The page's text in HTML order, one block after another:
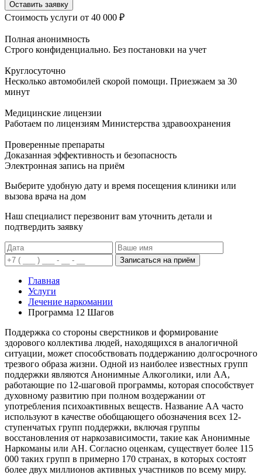
Оставить заявку
Стоимость услуги от 40 000 ₽
Полная анонимность
Строго конфиденциально. Без постановки на учет
Круглосуточно
Несколько автомобилей скорой помощи. Приезжаем за 30
минут
Медицинские лицензии
Работаем по лицензиям Министерства здравоохранения
Проверенные препараты
Доказанная эффективность и безопасность
Электронная запись на приём
Выберите удобную дату и время посещения клиники или
вызова врача на дом
Наш специалист перезвонит вам уточнить детали и
подтвердить заявку
Записаться на приём
Главная
Услуги
Лечение наркомании
Программа 12 Шагов
Поддержка со стороны сверстников и формирование
здорового коллектива людей, находящихся в аналогичной
ситуации, может способствовать поддержанию долгосрочного
трезвого образа жизни. Одной из наиболее известных групп
поддержки являются Анонимные Алкоголики, или АА,
работающие по 12-шаговой программы, которая способствует
духовному развитию при полном воздержании от
употребления психоактивных веществ. Название АА часто
используют в качестве обобщающего обозначения всех 12-
ступенчатых групп поддержки, включая группы
восстановления от наркозависимости, такие как Анонимные
Наркоманы или АН. Согласно оценкам, существует более 115
000 таких групп в примерно 170 странах, в которых состоят
более двух миллионов активных участников по всему миру.